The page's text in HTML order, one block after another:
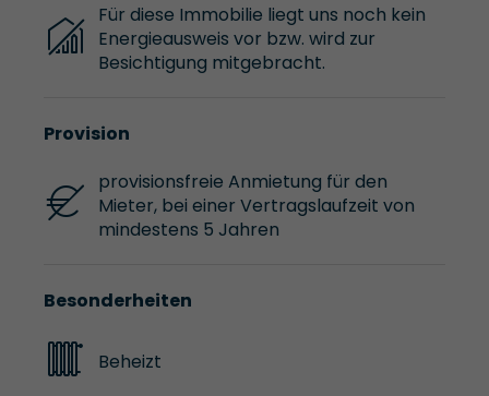
Für diese Immobilie liegt uns noch kein
Energieausweis vor bzw. wird zur
Besichtigung mitgebracht.
Provision
provisionsfreie Anmietung für den
Mieter, bei einer Vertragslaufzeit von
mindestens 5 Jahren
Besonderheiten
Beheizt